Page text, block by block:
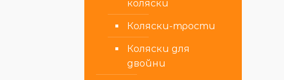
коляски
Коляски-трости
Коляски для
двойни